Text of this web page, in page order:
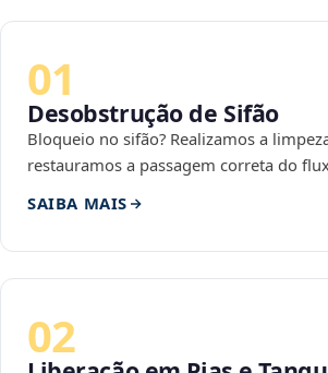
01
Desobstrução de Sifão
Bloqueio no sifão? Realizamos a
restauramos a passagem correta do
SAIBA MAIS
02